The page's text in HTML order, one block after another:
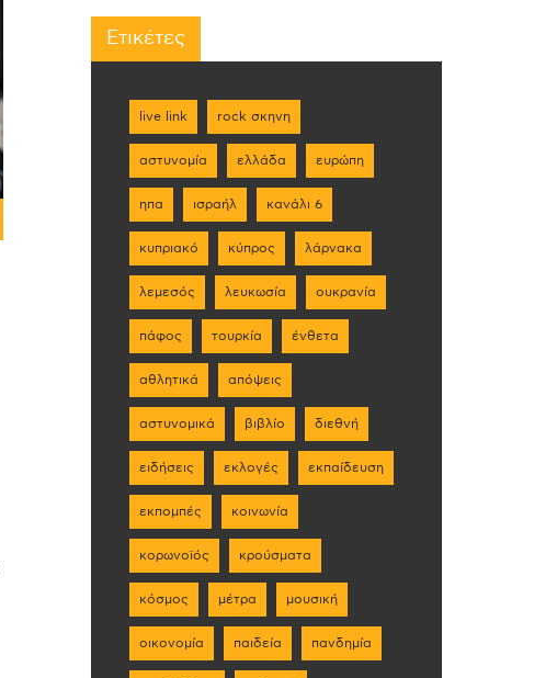
Ετικέτες
live link rock σκηνη
αστυνομία ελλάδα ευρώπη
ηπα ισραήλ κανάλι 6
κυπριακό κύπρος λάρνακα
λεμεσός λευκωσία ουκρανία
πάφος τουρκία ένθετα
αθλητικά απόψεις
αστυνομικά βιβλίο διεθνή
ειδήσεις εκλογές εκπαίδευση
εκπομπές κοινωνία
κορωνοϊός κρούσματα
κόσμος μέτρα μουσική
οικονομία παιδεία πανδημία